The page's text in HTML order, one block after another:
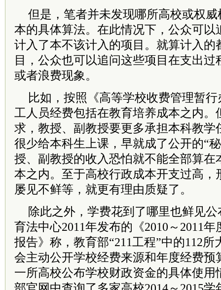
但是，笔者并未发现哪所高校或权
本的具体算法。在此情况下，公众可以
计入了本不该计入的项目。就算计入的
目，公众也可以追问这些项目在支出
或者浪费现象。
比如，按照《高等学校收费管理暂
工人员经费包括在教育培养成本之内。
求，教授、副教授要更多承担本科教学
很少给本科生上课，早就成了公开的“
授、副教授的收入恐怕就不能全部算在
本之内。至于高校行政成本开支过高，
屡见不鲜等，就更有理由质疑了。
除此之外，学费花到了哪里也鲜见
育法中心2011年发布的《2010～2011
报告》称，教育部“211工程”中的112
会主动公开学校经费来源和年度经费预
一所高校公布学校财政资金的具体使用